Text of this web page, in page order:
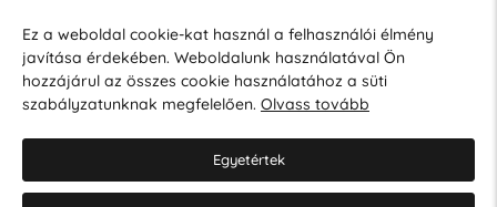
Hozzájárulok a személyes adatok marketing célú kezeléséhez.
Személyes adatok védelmére vonatkozó szabályzat.
Ez a weboldal cookie-kat használ a felhasználói élmény
javítása érdekében. Weboldalunk használatával Ön
hozzájárul az összes cookie használatához a süti
szabályzatunknak megfelelően. Olvass tovább
Egyetértek